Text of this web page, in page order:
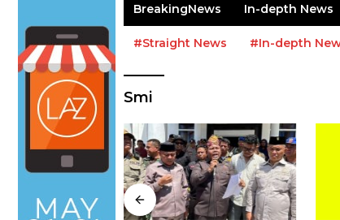
BreakingNews In-depth News
#Straight News #In-depth
Smi